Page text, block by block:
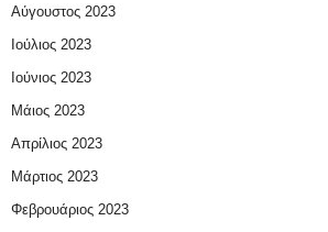
Αύγουστος 2023
Ιούλιος 2023
Ιούνιος 2023
Μάιος 2023
Απρίλιος 2023
Μάρτιος 2023
Φεβρουάριος 2023